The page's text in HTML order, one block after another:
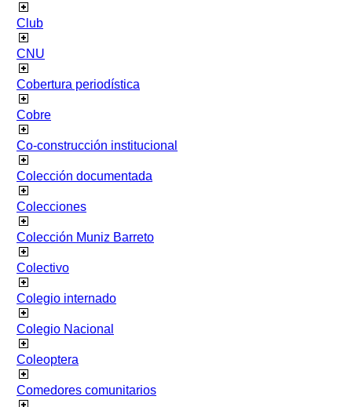
Club
CNU
Cobertura periodística
Cobre
Co-construcción institucional
Colección documentada
Colecciones
Colección Muniz Barreto
Colectivo
Colegio internado
Colegio Nacional
Coleoptera
Comedores comunitarios